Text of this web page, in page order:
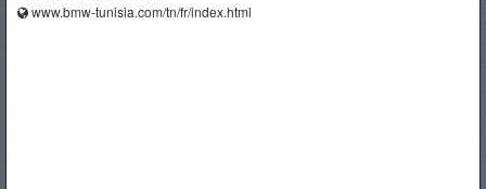
www.bmw-tunisia.com/tn/fr/index.html